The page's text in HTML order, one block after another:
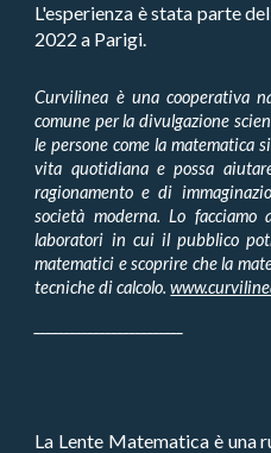
L'esperienza è stata parte
2022 a Parigi.
Curvilinea è una cooperativa
comune per la divulgazione
le persone come la matematica
vita quotidiana e possa
ragionamento e di
società moderna. Lo
laboratori in cui il pubblico
matematici e scoprire che la
tecniche di calcolo.
La Lente Matematica è una